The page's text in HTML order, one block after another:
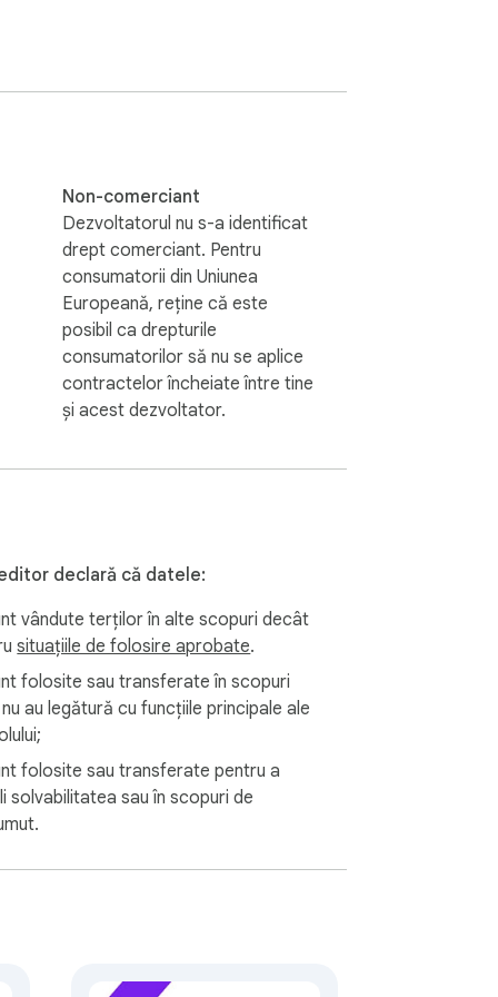
pe care îl exersezi în fiecare zi. Corectând
structurile propozițiilor, observă
sau informație a utilizatorului nu este
imediat.
Non-comerciant
Dezvoltatorul nu s-a identificat
drept comerciant. Pentru
consumatorii din Uniunea
Europeană, reține că este
posibil ca drepturile
consumatorilor să nu se aplice
contractelor încheiate între tine
și acest dezvoltator.
declară că datele:
vândute terților în alte scopuri decât
situațiile de folosire aprobate.
folosite sau transferate în scopuri
au legătură cu funcțiile principale ale
folosite sau transferate pentru a
solvabilitatea sau în scopuri de